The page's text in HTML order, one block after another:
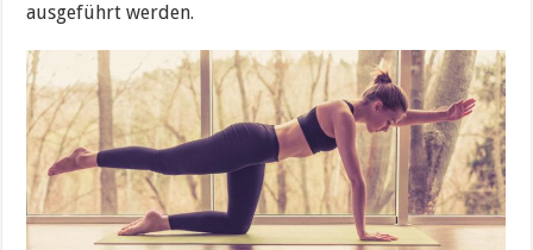
ausgeführt werden.